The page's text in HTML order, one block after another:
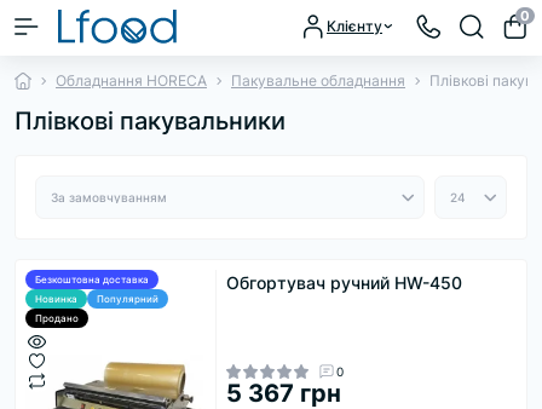
Клієнту
0
Обладнання HORECA Пакувальне обладнання Плівкові
Плівкові пакувальники
Безкоштовна доставка
Новинка
Популярний
Продано
Обгортувач ручний HW-450
0
5 367 грн